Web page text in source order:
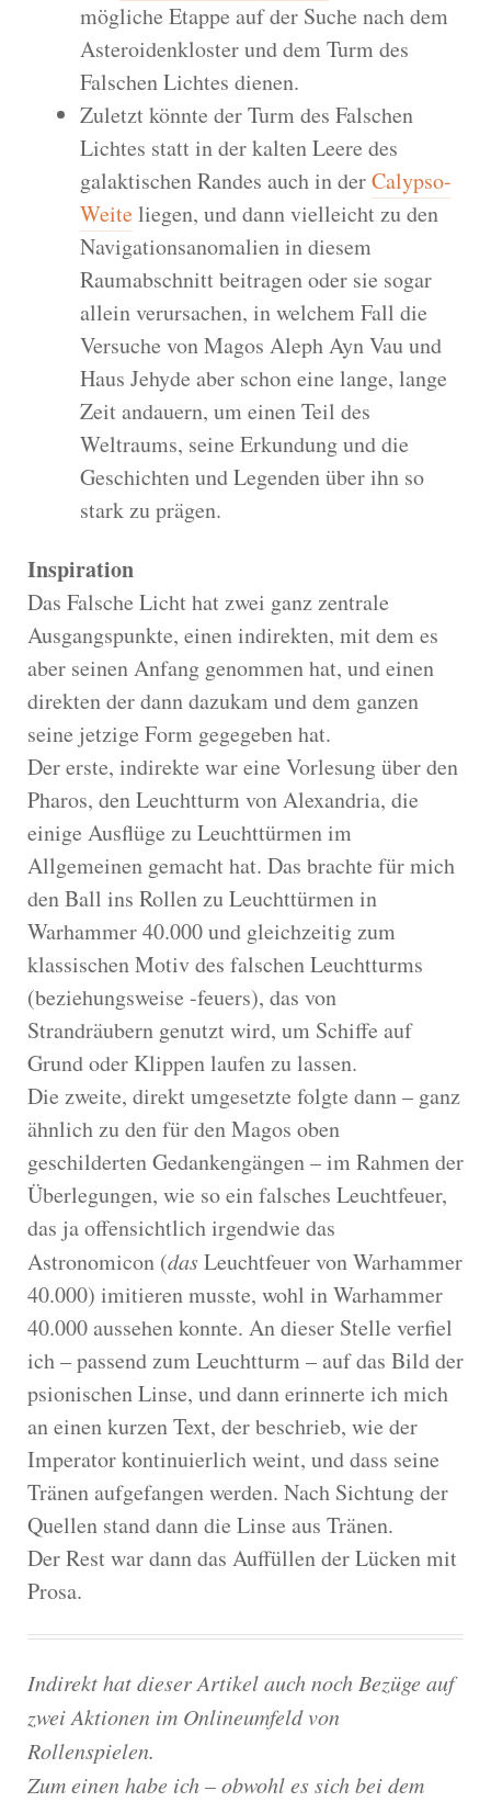
mögliche Etappe auf der Suche nach dem
Asteroidenkloster und dem Turm des
Falschen Lichtes dienen.
Zuletzt könnte der Turm des Falschen
Lichtes statt in der kalten Leere des
galaktischen Randes auch in derCalypso-
Weiteliegen, und dann vielleicht zu den
Navigationsanomalien in diesem
Raumabschnitt beitragen oder sie sogar
allein verursachen, in welchem Fall die
Versuche von Magos Aleph Ayn Vau und
Haus Jehyde aber schon eine lange, lange
Zeit andauern, um einen Teil des
Weltraums, seine Erkundung und die
Geschichten und Legenden über ihn so
stark zu prägen.
Inspiration
Das Falsche Licht hat zwei ganz zentrale
Ausgangspunkte, einen indirekten, mit dem es
aber seinen Anfang genommen hat, und einen
direkten der dann dazukam und dem ganzen
seine jetzige Form gegegeben hat.
Der erste, indirekte war eine Vorlesung über den
Pharos, den Leuchtturm von Alexandria, die
einige Ausflüge zu Leuchttürmen im
Allgemeinen gemacht hat. Das brachte für mich
den Ball ins Rollen zu Leuchttürmen in
Warhammer 40.000 und gleichzeitig zum
klassischen Motiv des falschen Leuchtturms
(beziehungsweise -feuers), das von
Strandräubern genutzt wird, um Schiffe auf
Grund oder Klippen laufen zu lassen.
Die zweite, direkt umgesetzte folgte dann – ganz
ähnlich zu den für den Magos oben
geschilderten Gedankengängen – im Rahmen der
Überlegungen, wie so ein falsches Leuchtfeuer,
das ja offensichtlich irgendwie das
Astronomicon (dasLeuchtfeuer von Warhammer
40.000) imitieren musste, wohl in Warhammer
40.000 aussehen konnte. An dieser Stelle verfiel
ich – passend zum Leuchtturm – auf das Bild der
psionischen Linse, und dann erinnerte ich mich
an einen kurzen Text, der beschrieb, wie der
Imperator kontinuierlich weint, und dass seine
Tränen aufgefangen werden. Nach Sichtung der
Quellen stand dann die Linse aus Tränen.
Der Rest war dann das Auffüllen der Lücken mit
Prosa.
Indirekt hat dieser Artikel auch noch Bezüge auf
zwei Aktionen im Onlineumfeld von
Rollenspielen.
Zum einen habe ich – obwohl es sich bei dem